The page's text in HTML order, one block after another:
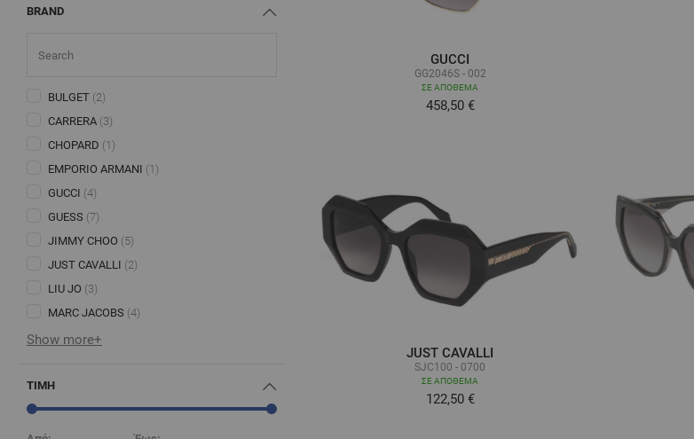
BRAND
BULGET (2)
CARRERA (3)
CHOPARD (1)
EMPORIO ARMANI (1)
GUCCI (4)
GUESS (7)
JIMMY CHOO (5)
JUST CAVALLI (2)
LIU JO (3)
MARC JACOBS (4)
Show more+
ΤΙΜΉ
GUCCI
GG2046S - 002
ΣΕ ΑΠΌΘΕΜΑ
458,50 €
JUST CAVALLI
SJC100 - 0700
ΣΕ ΑΠΌΘΕΜΑ
122,50 €